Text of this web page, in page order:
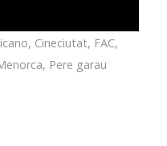
, Cineciutat, FAC,
, Pere garau